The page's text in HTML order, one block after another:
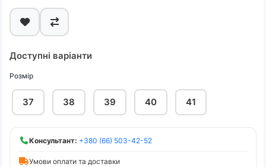
Доступні варіанти
Розмір
37 38 39 40 41
Консультант: +380 (66) 503-42-52
Умови оплати та доставки